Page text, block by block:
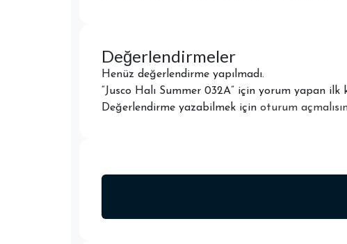
Değerlendirmeler
Henüz değerlendirme yapılmadı.
“Jusco Halı Summer 032A” için yorum yapan ilk
Değerlendirme yazabilmek için oturum